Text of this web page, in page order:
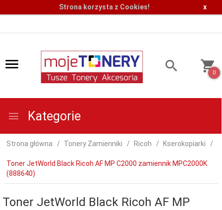
Strona korzysta z Cookies! x
0
Kategorie
Strona główna Tonery Zamienniki Ricoh Kserokopiarki
Toner JetWorld Black Ricoh AF MP C2000 zamiennik MPC2000K
(888640)
Toner JetWorld Black Ricoh AF MP